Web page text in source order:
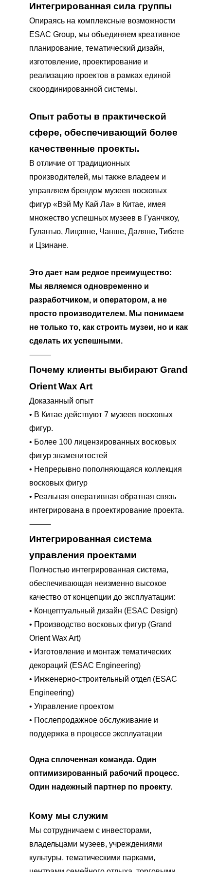
Интегрированная сила группы
Опираясь на комплексные возможности
ESAC Group, мы объединяем креативное
планирование, тематический дизайн,
изготовление, проектирование и
реализацию проектов в рамках единой
скоординированной системы.
Опыт работы в практической
сфере, обеспечивающий более
качественные проекты.
В отличие от традиционных
производителей, мы также владеем и
управляем брендом музеев восковых
фигур «Вэй Му Кай Ла» в Китае, имея
множество успешных музеев в Гуанчжоу,
Гуланъю, Лицзяне, Чанше, Даляне, Тибете
и Цзинане.
Это дает нам редкое преимущество:
Мы являемся одновременно и
разработчиком, и оператором, а не
просто производителем. Мы понимаем
не только то, как строить музеи, но и как
сделать их успешными.
⸻
Почему клиенты выбирают Grand
Orient Wax Art
Доказанный опыт
• В Китае действуют 7 музеев восковых
фигур.
• Более 100 лицензированных восковых
фигур знаменитостей
• Непрерывно пополняющаяся коллекция
восковых фигур
• Реальная оперативная обратная связь
интегрирована в проектирование проекта.
⸻
Интегрированная система
управления проектами
Полностью интегрированная система,
обеспечивающая неизменно высокое
качество от концепции до эксплуатации:
• Концептуальный дизайн (ESAC Design)
• Производство восковых фигур (Grand
Orient Wax Art)
• Изготовление и монтаж тематических
декораций (ESAC Engineering)
• Инженерно-строительный отдел (ESAC
Engineering)
• Управление проектом
• Послепродажное обслуживание и
поддержка в процессе эксплуатации
Одна сплоченная команда. Один
оптимизированный рабочий процесс.
Один надежный партнер по проекту.
Кому мы служим
Мы сотрудничаем с инвесторами,
владельцами музеев, учреждениями
культуры, тематическими парками,